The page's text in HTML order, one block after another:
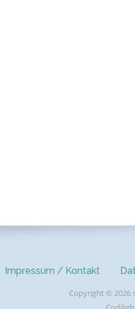
Impressum / Kontakt
Copyright © 2026